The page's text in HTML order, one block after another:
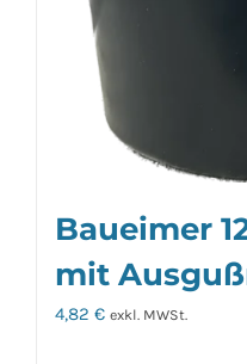
Baueimer
mit
4,82 € exkl. MWSt.